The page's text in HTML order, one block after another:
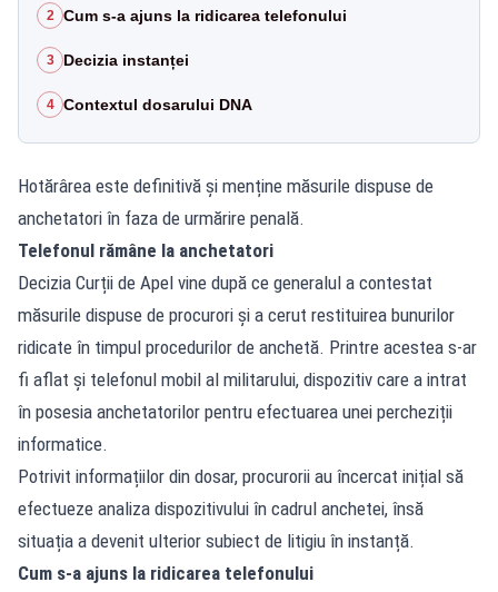
2 Cum s-a ajuns la ridicarea telefonului
3 Decizia instanței
4 Contextul dosarului DNA
Hotărârea este definitivă și menține măsurile dispuse de
anchetatori în faza de urmărire penală.
Telefonul rămâne la anchetatori
Decizia Curții de Apel vine după ce generalul a contestat
măsurile dispuse de procurori și a cerut restituirea bunurilor
ridicate în timpul procedurilor de anchetă. Printre acestea s-ar
fi aflat și telefonul mobil al militarului, dispozitiv care a intrat
în posesia anchetatorilor pentru efectuarea unei percheziții
informatice.
Potrivit informațiilor din dosar, procurorii au încercat inițial să
efectueze analiza dispozitivului în cadrul anchetei, însă
situația a devenit ulterior subiect de litigiu în instanță.
Cum s-a ajuns la ridicarea telefonului